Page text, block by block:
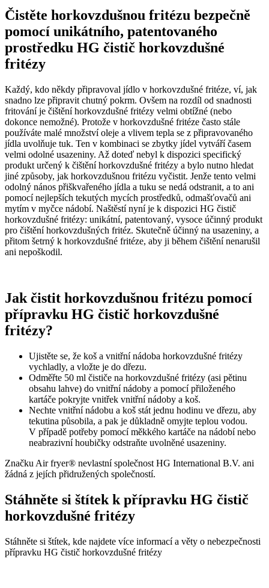
Čistěte horkovzdušnou fritézu bezpečně
pomocí unikátního, patentovaného
prostředku HG čistič horkovzdušné
fritézy
Každý, kdo někdy připravoval jídlo v horkovzdušné fritéze, ví, jak
snadno lze připravit chutný pokrm. Ovšem na rozdíl od snadnosti
fritování je čištění horkovzdušné fritézy velmi obtížné (nebo
dokonce nemožné). Protože v horkovzdušné fritéze často stále
používáte malé množství oleje a vlivem tepla se z připravovaného
jídla uvolňuje tuk. Ten v kombinaci se zbytky jídel vytváří časem
velmi odolné usazeniny. Až doteď nebyl k dispozici specifický
produkt určený k čištění horkovzdušné fritézy a bylo nutno hledat
jiné způsoby, jak horkovzdušnou fritézu vyčistit. Jenže tento velmi
odolný nános přiškvařeného jídla a tuku se nedá odstranit, a to ani
pomocí nejlepších tekutých mycích prostředků, odmašťovačů ani
mytím v myčce nádobí. Naštěstí nyní je k dispozici HG čistič
horkovzdušné fritézy: unikátní, patentovaný, vysoce účinný produkt
pro čištění horkovzdušných fritéz. Skutečně účinný na usazeniny, a
přitom šetrný k horkovzdušné fritéze, aby ji během čištění nenarušil
ani nepoškodil.
Jak čistit horkovzdušnou fritézu pomocí
přípravku HG čistič horkovzdušné
fritézy?
Ujistěte se, že koš a vnitřní nádoba horkovzdušné fritézy
vychladly, a vložte je do dřezu.
Odměřte 50 ml čističe na horkovzdušné fritézy (asi pětinu
obsahu lahve) do vnitřní nádoby a pomocí přiloženého
kartáče pokryjte vnitřek vnitřní nádoby a koš.
Nechte vnitřní nádobu a koš stát jednu hodinu ve dřezu, aby
tekutina působila, a pak je důkladně omyjte teplou vodou.
V případě potřeby pomocí měkkého kartáče na nádobí nebo
neabrazivní houbičky odstraňte uvolněné usazeniny.
Značku Air fryer® nevlastní společnost HG International B.V. ani
žádná z jejích přidružených společností.
Stáhněte si štítek k přípravku HG čistič
horkovzdušné fritézy
Stáhněte si štítek, kde najdete více informací a věty o nebezpečnosti
přípravku HG čistič horkovzdušné fritézy